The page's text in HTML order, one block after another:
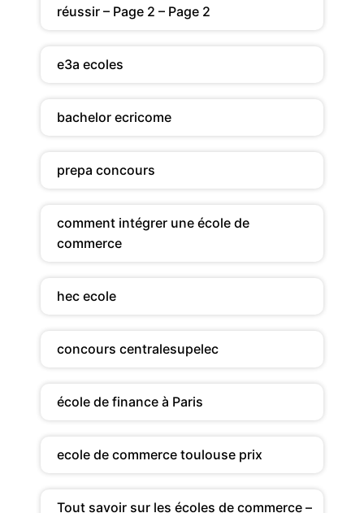
réussir – Page 2 – Page 2
e3a ecoles
bachelor ecricome
prepa concours
comment intégrer une école de
commerce
hec ecole
concours centralesupelec
école de finance à Paris
ecole de commerce toulouse prix
Tout savoir sur les écoles de commerce –